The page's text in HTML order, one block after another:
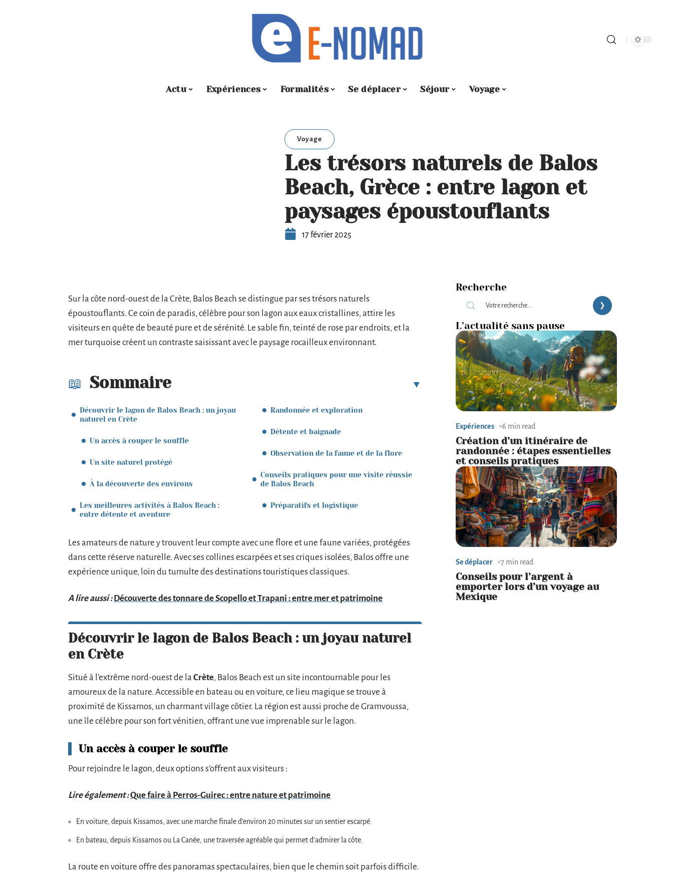
Actu Expériences Formalités Se déplacer Séjour Voyage
Voyage
Les trésors naturels de Balos
Beach, Grèce : entre lagon et
paysages époustouflants
17 février 2025
Sur la côte nord-ouest de la Crète, Balos Beach se distingue par ses trésors naturels
époustouflants. Ce coin de paradis, célèbre pour son lagon aux eaux cristallines, attire les
visiteurs en quête de beauté pure et de sérénité. Le sable fin, teinté de rose par endroits, et la
mer turquoise créent un contraste saisissant avec le paysage rocailleux environnant.
Sommaire
Découvrir le lagon de Balos Beach : un joyau
naturel en Crète
Un accès à couper le souffle
Un site naturel protégé
À la découverte des environs
Les meilleures activités à Balos Beach :
entre détente et aventure
Randonnée et exploration
Détente et baignade
Observation de la faune et de la flore
Conseils pratiques pour une visite réussie
de Balos Beach
Préparatifs et logistique
Les amateurs de nature y trouvent leur compte avec une flore et une faune variées, protégées
dans cette réserve naturelle. Avec ses collines escarpées et ses criques isolées, Balos offre une
expérience unique, loin du tumulte des destinations touristiques classiques.
A lire aussi : Découverte des tonnare de Scopello et Trapani : entre mer et patrimoine
Découvrir le lagon de Balos Beach : un joyau naturel
en Crète
Situé à l’extrême nord-ouest de la Crète, Balos Beach est un site incontournable pour les
amoureux de la nature. Accessible en bateau ou en voiture, ce lieu magique se trouve à
proximité de Kissamos, un charmant village côtier. La région est aussi proche de Gramvoussa,
une île célèbre pour son fort vénitien, offrant une vue imprenable sur le lagon.
Un accès à couper le souffle
Pour rejoindre le lagon, deux options s’offrent aux visiteurs :
Lire également :Que faire à Perros-Guirec : entre nature et patrimoine
En voiture, depuis Kissamos, avec une marche finale d’environ 20 minutes sur un sentier escarpé.
En bateau, depuis Kissamos ou La Canée, une traversée agréable qui permet d’admirer la côte.
La route en voiture offre des panoramas spectaculaires, bien que le chemin soit parfois difficile.
Recherche
L’actualité sans pause
Expériences 6 min read
Création d’un itinéraire de
randonnée : étapes essentielles
et conseils pratiques
Se déplacer 7 min read
Conseils pour l’argent à
emporter lors d’un voyage au
Mexique